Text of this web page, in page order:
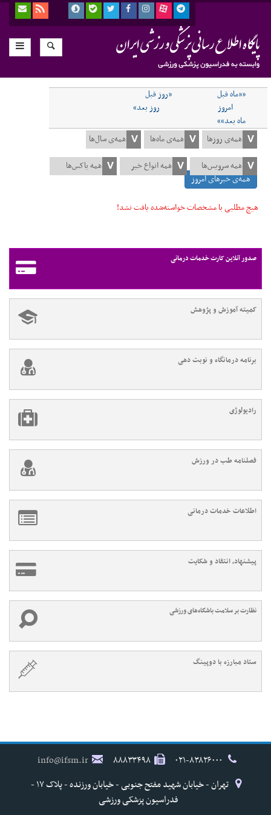
««ماه قبل
«روز قبل
امروز
روز بعد»
ماه بعد»»
همه‌ی خبرهای امروز
هیچ مطلبی با مشخصات خواسته‌شده یافت نشد!
صدور آنلاین کارت خدمات درمانی
کمیته آموزش و پژوهش
برنامه درمانگاه و نوبت دهی
رادیولوژی
فصلنامه طب در ورزش
اطلاعات خدمات درمانی
پیشنهاد، انتقاد و شکایت
نظارت بر سلامت باشگاه‌های ورزشی
ستاد مبارزه با دوپینگ
۸۸۸۳۳۴۹۸
info@ifsm.ir
تهران - خیابان شهید مفتح جنوبی - خیابان ورزنده - پلاک ۱۷ -
فدراسیون پزشکی ورزشی